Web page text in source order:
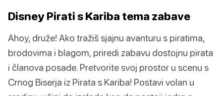
Disney Pirati s Kariba tema zabave
Ahoy, druže! Ako tražiš sjajnu avanturu s piratima,
brodovima i blagom, priredi zabavu dostojnu pirata
i članova posade. Pretvorite svoj prostor u scenu s
Crnog Biserja iz Pirata s Kariba! Postavi volan u